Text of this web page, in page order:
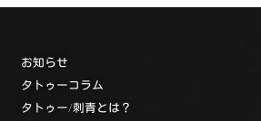
お知らせ
タトゥーコラム
タトゥー/刺青とは？